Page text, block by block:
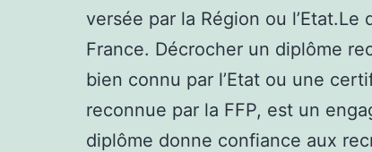
versée par la Région ou
France. Décrocher un diplôme
bien connu par l’Etat ou une
reconnue par la FFP, est un
diplôme donne confiance aux